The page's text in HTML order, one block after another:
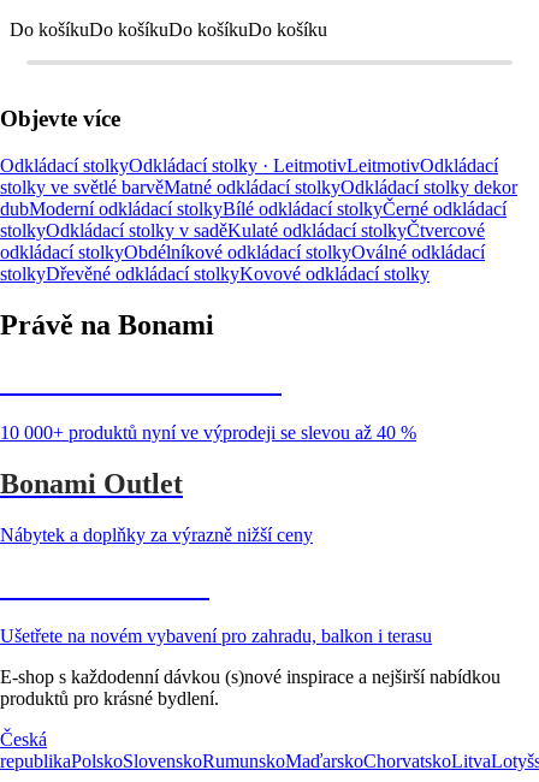
Do košíkuDo košíkuDo košíkuDo košíku
Objevte více
Odkládací stolkyOdkládací stolky · LeitmotivLeitmotivOdkládací
stolky ve světlé barvěMatné odkládací stolkyOdkládací stolky dekor
dubModerní odkládací stolkyBílé odkládací stolkyČerné odkládací
stolkyOdkládací stolky v saděKulaté odkládací stolkyČtvercové
odkládací stolkyObdélníkové odkládací stolkyOválné odkládací
stolkyDřevěné odkládací stolkyKovové odkládací stolky
Právě na Bonami
10 000+ produktů nyní ve výprodeji se slevou až 40 %
Bonami Outlet
Nábytek a doplňky za výrazně nižší ceny
Ušetřete na novém vybavení pro zahradu, balkon i terasu
E-shop s každodenní dávkou (s)nové inspirace a nejširší nabídkou
produktů pro krásné bydlení.
Česká
republikaPolskoSlovenskoRumunskoMaďarskoChorvatskoLitva